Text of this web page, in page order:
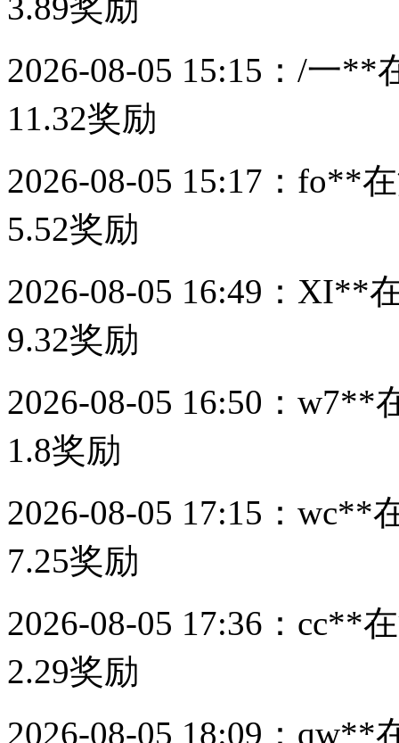
3.89奖励
2026-08-05 15:15： /一**
11.32奖励
2026-08-05 15:17： fo**
5.52奖励
2026-08-05 16:49： XI**
9.32奖励
2026-08-05 16:50： w7**
1.8奖励
2026-08-05 17:15： wc**
7.25奖励
2026-08-05 17:36： cc**
2.29奖励
2026-08-05 18:09： qw**